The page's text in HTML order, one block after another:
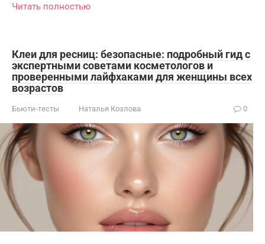
Читать полностью
Клеи для ресниц: безопасные: подробный гид с
экспертными советами косметологов и
проверенными лайфхаками для женщины всех
возрастов
Бьюти-тесты Наталья Козлова 0